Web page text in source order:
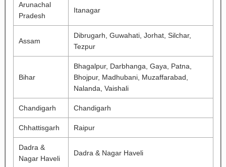
Arunachal
Pradesh
Itanagar
Assam
Dibrugarh, Guwahati, Jorhat, Silchar,
Tezpur
Bihar
Bhagalpur, Darbhanga, Gaya, Patna,
Bhojpur, Madhubani, Muzaffarabad,
Nalanda, Vaishali
Chandigarh Chandigarh
Chhattisgarh Raipur
Dadra &
Nagar Haveli
Dadra & Nagar Haveli